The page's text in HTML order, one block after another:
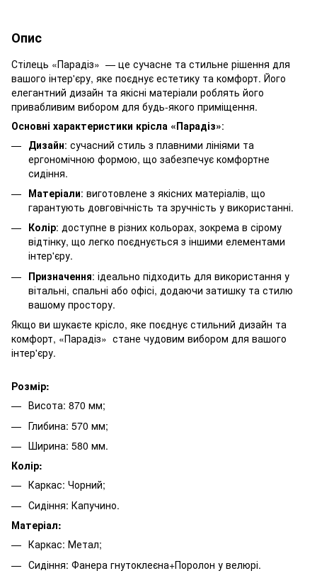
Опис
Стілець «Парадіз» — це сучасне та стильне рішення для
вашого інтер'єру, яке поєднує естетику та комфорт. Його
елегантний дизайн та якісні матеріали роблять його
привабливим вибором для будь-якого приміщення.
Основні характеристики крісла «Парадіз»:
Дизайн: сучасний стиль з плавними лініями та
ергономічною формою, що забезпечує комфортне
сидіння.
Матеріали: виготовлене з якісних матеріалів, що
гарантують довговічність та зручність у використанні.
Колір: доступне в різних кольорах, зокрема в сірому
відтінку, що легко поєднується з іншими елементами
інтер'єру.
Призначення: ідеально підходить для використання у
вітальні, спальні або офісі, додаючи затишку та стилю
вашому простору.
Якщо ви шукаєте крісло, яке поєднує стильний дизайн та
комфорт, «Парадіз» стане чудовим вибором для вашого
інтер'єру.
Розмір:
Висота: 870 мм;
Глибина: 570 мм;
Ширина: 580 мм.
Колір:
Каркас: Чорний;
Сидіння: Капучино.
Матеріал:
Каркас: Метал;
Сидіння: Фанера гнутоклеєна+Поролон у велюрі.